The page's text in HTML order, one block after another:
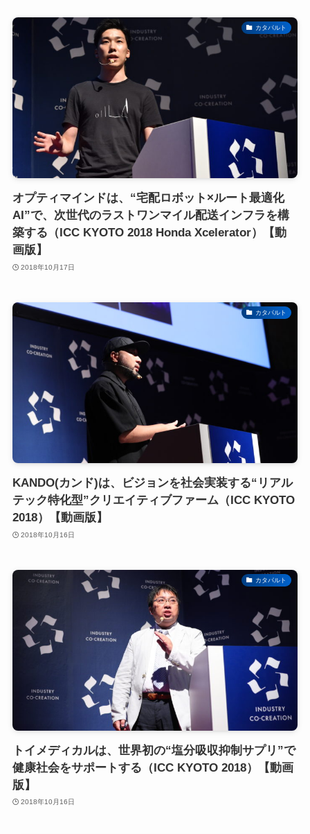
カタパルト
オプティマインドは、“宅配ロボット×ルート最適化
AI”で、次世代のラストワンマイル配送インフラを構
築する（ICC KYOTO 2018 Honda Xcelerator）【動
画版】
2018年10月17日
カタパルト
KANDO(カンド)は、ビジョンを社会実装する“リアル
テック特化型”クリエイティブファーム（ICC KYOTO
2018）【動画版】
2018年10月16日
カタパルト
トイメディカルは、世界初の“塩分吸収抑制サプリ”で
健康社会をサポートする（ICC KYOTO 2018）【動画
版】
2018年10月16日